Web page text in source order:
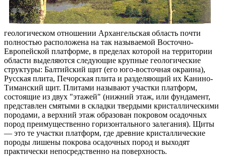
геологическом отношении Архангельская область почти
полностью расположена на так называемой Восточно-
Европейской платформе, в пределах которой на территории
области выделяются следующие крупные геологические
структуры: Балтийский щит (его юго-восточная окраина),
Русская плита, Печорская плита и разделяющий их Канино-
Тиманский щит. Плитами называют участки платформ,
состоящие из двух "этажей" (нижний этаж, или фундамент,
представлен смятыми в складки твердыми кристаллическими
породами, а верхний этаж образован покровом осадочных
пород преимущественно горизонтального залегания). Щиты
— это те участки платформ, где древние кристаллические
породы лишены покрова осадочных пород и выходят
практически непосредственно на поверхность.